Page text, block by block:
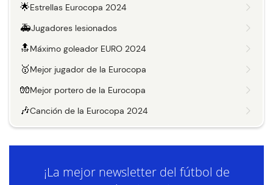
🌟Estrellas Eurocopa 2024
🚑Jugadores lesionados
🔝Máximo goleador EURO 2024
🥇Mejor jugador de la Eurocopa
🧤Mejor portero de la Eurocopa
🎶Canción de la Eurocopa 2024